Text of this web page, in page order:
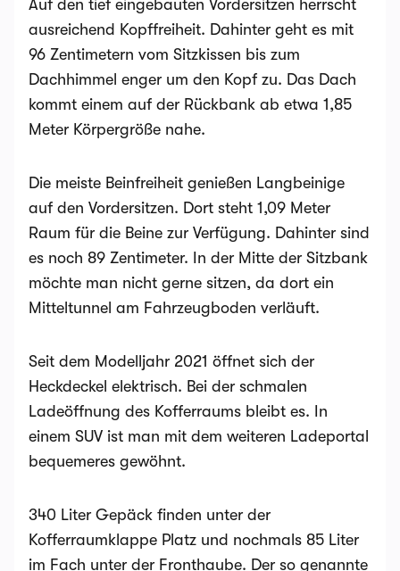
Auf den tief eingebauten Vordersitzen herrscht
ausreichend Kopffreiheit. Dahinter geht es mit
96 Zentimetern vom Sitzkissen bis zum
Dachhimmel enger um den Kopf zu. Das Dach
kommt einem auf der Rückbank ab etwa 1,85
Meter Körpergröße nahe.
Die meiste Beinfreiheit genießen Langbeinige
auf den Vordersitzen. Dort steht 1,09 Meter
Raum für die Beine zur Verfügung. Dahinter sind
es noch 89 Zentimeter. In der Mitte der Sitzbank
möchte man nicht gerne sitzen, da dort ein
Mitteltunnel am Fahrzeugboden verläuft.
Seit dem Modelljahr 2021 öffnet sich der
Heckdeckel elektrisch. Bei der schmalen
Ladeöffnung des Kofferraums bleibt es. In
einem SUV ist man mit dem weiteren Ladeportal
bequemeres gewöhnt.
340 Liter Gepäck finden unter der
Kofferraumklappe Platz und nochmals 85 Liter
im Fach unter der Fronthaube. Der so genannte